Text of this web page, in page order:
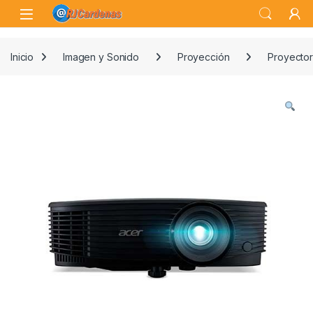
Skip to navigation
Skip to content
Open
Inicio Imagen y Sonido Proyección